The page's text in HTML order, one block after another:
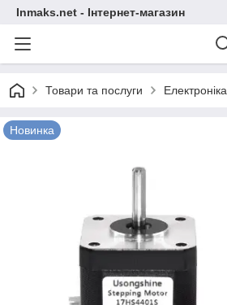
Inmaks.net - Інтернет-магазин
Товари та послуги Електроніка
Новинка